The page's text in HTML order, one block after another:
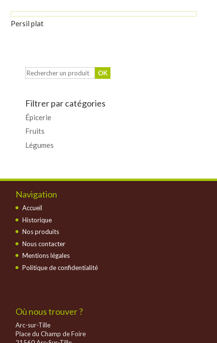
Persil plat
Filtrer par catégories
Épicerie
Fruits
Légumes
Navigation
Accueil
Historique
Nos produits
Nous contacter
Mentions légales
Politique de confidentialité
Où nous trouver ?
Arc-sur-Tille
Place du Champ de Foire